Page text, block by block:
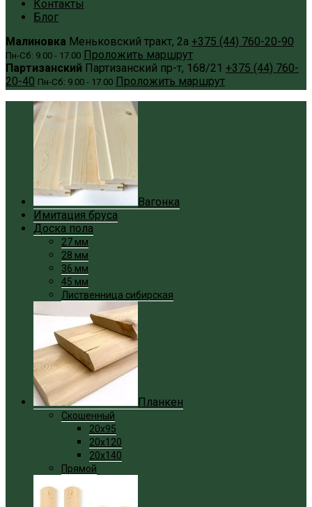
Контакты
Блог
Малиновка Меньковский тракт, 2а +375 (44) 760-20-90
Пн-Сб: 9.00 - 17.00 Проложить маршрут
Партизанский Партизанский пр-т, 168/21 +375 (44) 760-
20-40 Пн-Сб: 9.00 - 17.00 Проложить маршрут
Вагонка
Имитация бруса
Доска пола
27 мм
28 мм
36 мм
45 мм
Лиственница сибирская
Планкен
Скошенный
20x95
20x120
20x140
Прямой